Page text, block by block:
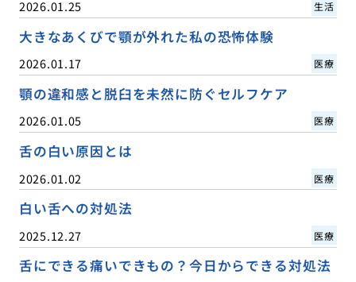
2026.01.25 生活
大きなあくびで顎が外れた私の恐怖体験
2026.01.17 医療
顎の違和感と脱臼を未然に防ぐセルフケア
2026.01.05 医療
舌の白い原因とは
2026.01.02 医療
白い舌への対処法
2025.12.27 医療
舌にできる痛いできもの？今日からできる対処法